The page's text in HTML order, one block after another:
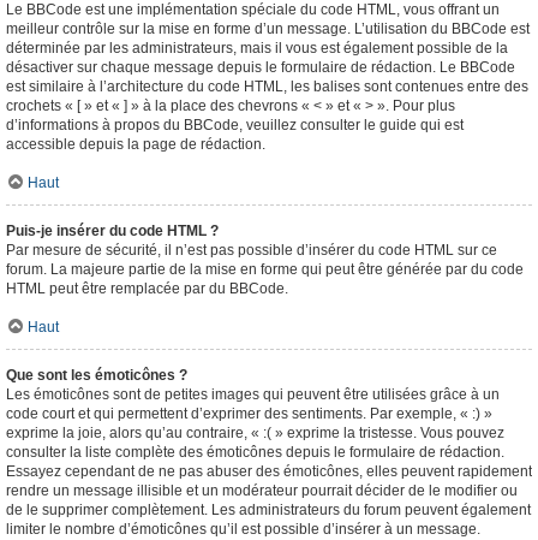
Le BBCode est une implémentation spéciale du code HTML, vous offrant un
meilleur contrôle sur la mise en forme d’un message. L’utilisation du BBCode est
déterminée par les administrateurs, mais il vous est également possible de la
désactiver sur chaque message depuis le formulaire de rédaction. Le BBCode
est similaire à l’architecture du code HTML, les balises sont contenues entre des
crochets « [ » et « ] » à la place des chevrons « < » et « > ». Pour plus
d’informations à propos du BBCode, veuillez consulter le guide qui est
accessible depuis la page de rédaction.
Haut
Puis-je insérer du code HTML ?
Par mesure de sécurité, il n’est pas possible d’insérer du code HTML sur ce
forum. La majeure partie de la mise en forme qui peut être générée par du code
HTML peut être remplacée par du BBCode.
Haut
Que sont les émoticônes ?
Les émoticônes sont de petites images qui peuvent être utilisées grâce à un
code court et qui permettent d’exprimer des sentiments. Par exemple, « :) »
exprime la joie, alors qu’au contraire, « :( » exprime la tristesse. Vous pouvez
consulter la liste complète des émoticônes depuis le formulaire de rédaction.
Essayez cependant de ne pas abuser des émoticônes, elles peuvent rapidement
rendre un message illisible et un modérateur pourrait décider de le modifier ou
de le supprimer complètement. Les administrateurs du forum peuvent également
limiter le nombre d’émoticônes qu’il est possible d’insérer à un message.